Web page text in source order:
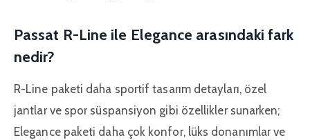
Passat R-Line ile Elegance arasındaki fark
nedir?
R-Line paketi daha sportif tasarım detayları, özel
jantlar ve spor süspansiyon gibi özellikler sunarken;
Elegance paketi daha çok konfor, lüks donanımlar ve